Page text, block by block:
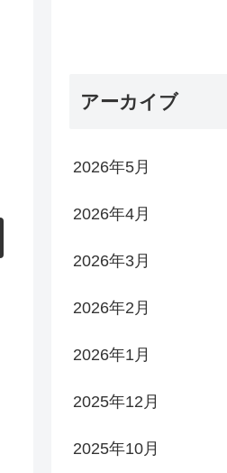
アーカイブ
2026年5月
2026年4月
2026年3月
2026年2月
2026年1月
2025年12月
2025年10月